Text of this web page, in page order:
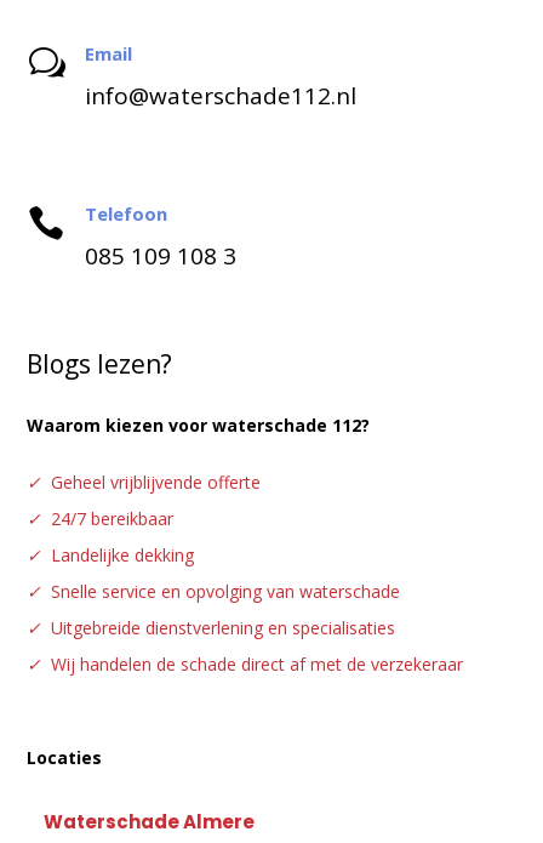
w Email
info@waterschade112.nl
 Telefoon
085 109 108 3
Blogs lezen?
Waarom kiezen voor waterschade 112?
✓ Geheel vrijblijvende offerte
✓ 24/7 bereikbaar
✓ Landelijke dekking
✓ Snelle service en opvolging van waterschade
✓ Uitgebreide dienstverlening en specialisaties
✓ Wij handelen de schade direct af met de verzekeraar
Locaties
Waterschade Almere